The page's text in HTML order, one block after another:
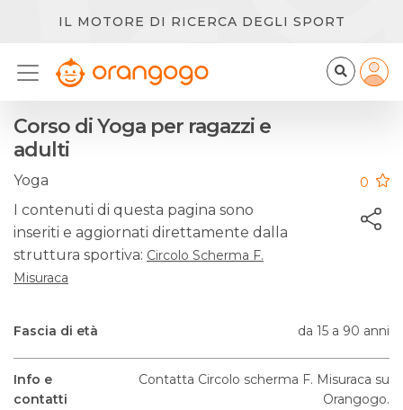
IL MOTORE DI RICERCA DEGLI SPORT
Corso di Yoga per ragazzi e
adulti
Yoga
I contenuti di questa pagina sono
inseriti e aggiornati direttamente dalla
struttura sportiva: Circolo Scherma F.
Misuraca
0
Fascia di età da 15 a 90 anni
Info e
contatti
Contatta Circolo scherma F. Misuraca su
Orangogo.